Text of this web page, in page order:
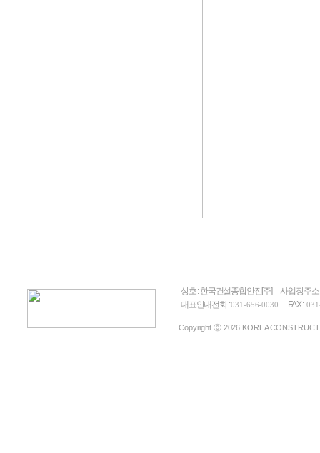
상호 : 한국건설종합안전[주]
사업장주
대표안내전화 :031-656-0030 FAX :
Copyright ⓒ 2026 KOREA